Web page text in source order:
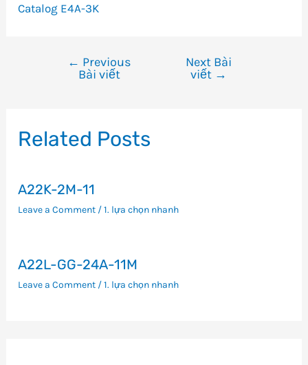
Catalog E4A-3K
viết
← Previous
Bài viết
Next Bài
viết →
Related Posts
A22K-2M-11
Leave a Comment /1. lựa chọn nhanh
A22L-GG-24A-11M
Leave a Comment /1. lựa chọn nhanh